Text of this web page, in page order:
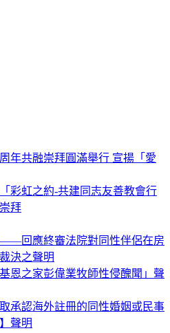
周年共融崇拜圓滿舉行 宣揚「愛
彩虹之約-共建同志友善教會行
拜
回應終審法院對同性伴侶在房
決之聲明
恩之家彭偉業牧師性侵醜聞」聲
承認海外註冊的同性婚姻或民事
聲明